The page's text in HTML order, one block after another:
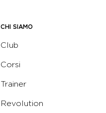
CHI SIAMO
Club
Corsi
Trainer
Revolution